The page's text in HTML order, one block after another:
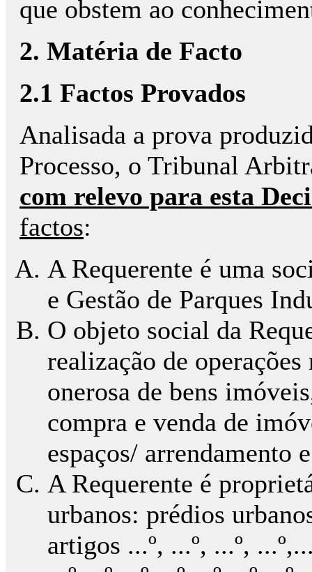
que obstem ao
2. Matéria de Facto
2.1 Factos Provados
Analisada a prova
Processo, o Tribunal
com relevo para esta
factos:
A Requerente é uma
e Gestão de Parques
O objeto social da
realização de
onerosa de bens
compra e venda de
espaços/ arrendamento
A Requerente é
urbanos: prédios
artigos ...º, ...º, ...º,